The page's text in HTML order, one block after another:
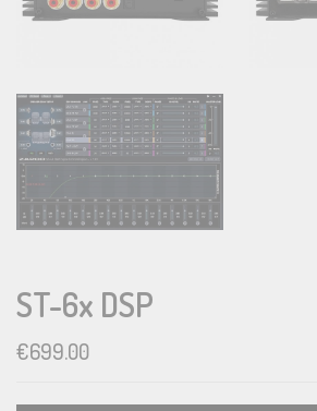
ST-6x DSP
€699.00